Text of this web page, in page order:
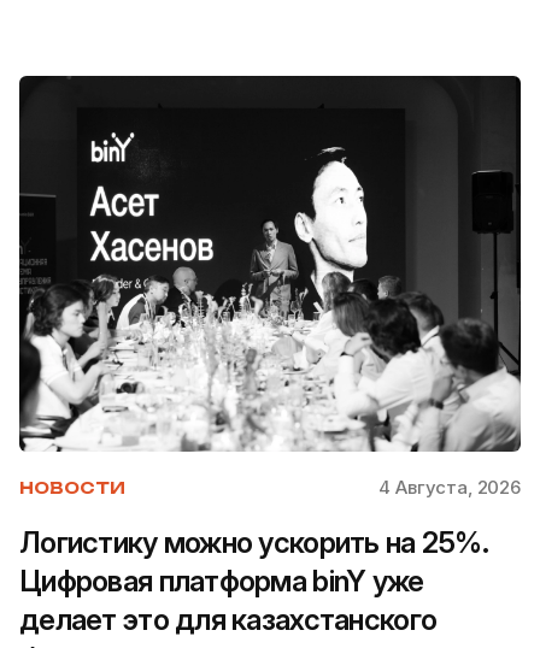
НОВОСТИ 4 Августа, 2026
Логистику можно ускорить на 25%.
Цифровая платформа binY уже
делает это для казахстанского